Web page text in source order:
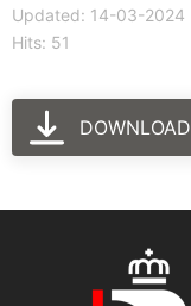
Updated: 14-03-2024
Hits: 51
DOWNLOAD